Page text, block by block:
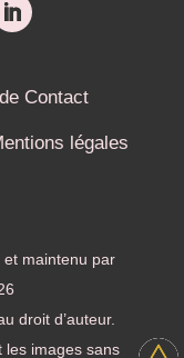
Contact
légales
et maintenu par
droit d’auteur.
les images sans